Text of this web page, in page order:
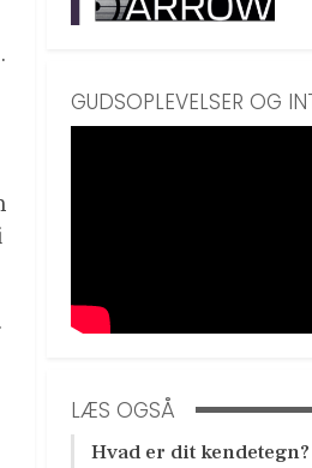
GUDSOPLEVELSER OG
LÆS OGSÅ
Hvad er dit kendetegn?